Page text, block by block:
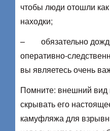
чтобы люди отошли
находки;
– обязательно
оперативно-
вы являетесь очень
Помните: внешний вид
скрывать его
камуфляжа для